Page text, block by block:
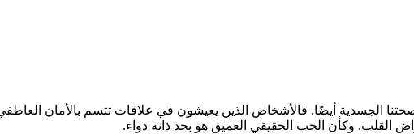
الجسدية أيضًا. فالأشخاص الذين يعيشون في علاقات تتسم بالأمان
القلب. وكأن الحب الحقيقي العميق هو بحد ذاته دواء.